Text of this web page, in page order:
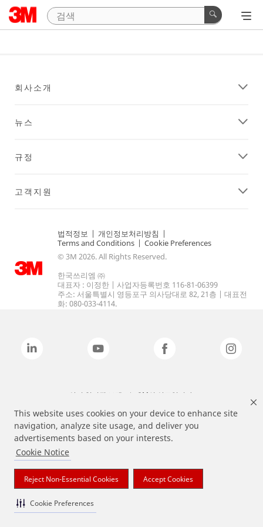
This website uses cookies on your device to enhance site
navigation, analyze site usage, and deliver you
advertisements based on your interests.
Cookie Notice
Reject Non-Essential Cookies Accept Cookies
Cookie Preferences
회사소개
뉴스
규정
고객지원
법적정보 | 개인정보처리방침 |
Terms and Conditions | Cookie Preferences
© 3M 2026. All Rights Reserved.
한국쓰리엠 ㈜
대표자 : 이정한 | 사업자등록번호 116-81-06399
주소: 서울특별시 영등포구 의사당대로 82, 21층 | 대표전
화: 080-033-4114.
상기 열거된 브랜드는 3M의 상표입니다.